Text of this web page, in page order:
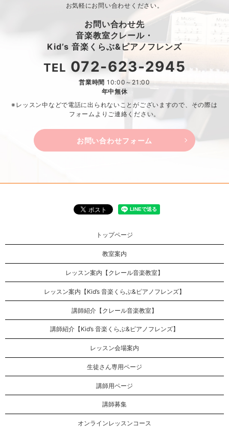
お気軽にお問い合わせください。
お問い合わせ先
音楽教室クレール・
Kid’s 音楽くらぶ&ピアノフレンズ
TEL 072-623-2945
営業時間 10:00～21:00
年中無休
※レッスン中などで電話に出られないことがございますので、 その際は
フォームよりご連絡ください。
お問い合わせフォーム
トップページ
教室案内
レッスン案内【クレール音楽教室】
レッスン案内【Kid’s 音楽くらぶ&ピアノフレンズ】
講師紹介【クレール音楽教室】
講師紹介【Kid’s 音楽くらぶ&ピアノフレンズ】
レッスン会場案内
生徒さん専用ページ
講師用ページ
講師募集
オンラインレッスンコース